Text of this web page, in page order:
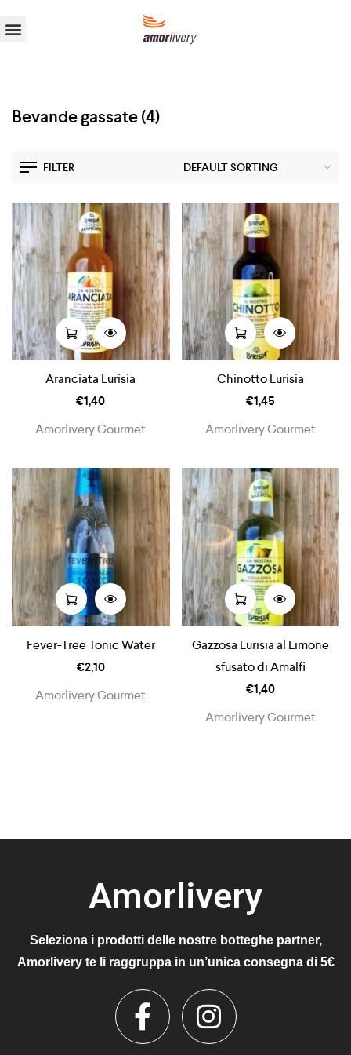
Bevande gassate(4)
FILTER
Aranciata Lurisia
€1,40
Amorlivery Gourmet
Chinotto Lurisia
€1,45
Amorlivery Gourmet
Fever-Tree Tonic Water
€2,10
Amorlivery Gourmet
Gazzosa Lurisia al Limone
sfusato di Amalfi
€1,40
Amorlivery Gourmet
Amorlivery
Seleziona i prodotti delle nostre botteghe partner,
Amorlivery te li raggruppa in un’unica consegna di 5€